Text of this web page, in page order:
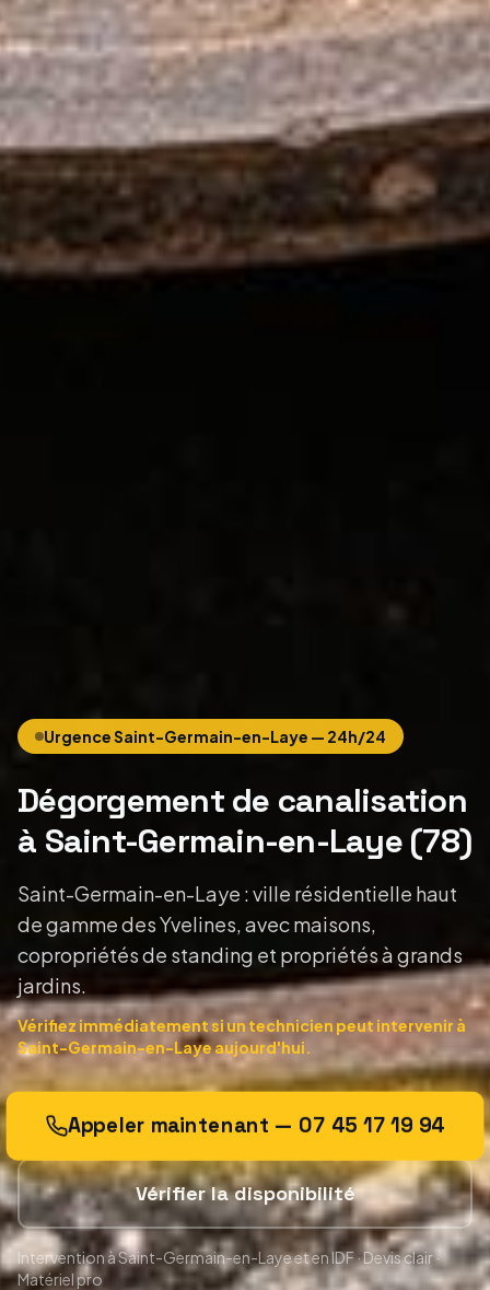
UrgenceSaint-Germain-en-Laye — 24h/24
Dégorgement de canalisation
à Saint-Germain-en-Laye(78)
Saint-Germain-en-Laye : ville résidentielle haut
de gamme des Yvelines, avec maisons,
copropriétés de standing et propriétés à grands
jardins.
Vérifiez immédiatement si un technicien peut intervenir à
Saint-Germain-en-Laye aujourd'hui.
Appeler maintenant — 07 45 17 19 94
Vérifier la disponibilité
Interventionà Saint-Germain-en-Layeet en IDF · Devis clair ·
Matériel pro